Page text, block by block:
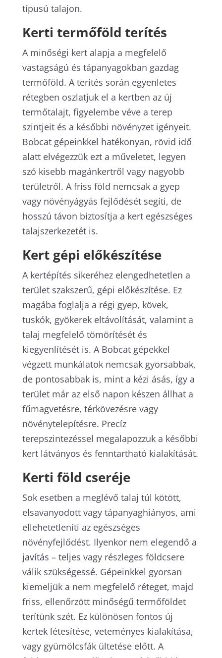
típusú talajon.
Kerti termőföld terítés
A minőségi kert alapja a megfelelő
vastagságú és tápanyagokban gazdag
termőföld. A terítés során egyenletes
rétegben oszlatjuk el a kertben az új
termőtalajt, figyelembe véve a terep
szintjeit és a későbbi növényzet igényeit.
Bobcat gépeinkkel hatékonyan, rövid idő
alatt elvégezzük ezt a műveletet, legyen
szó kisebb magánkertről vagy nagyobb
területről. A friss föld nemcsak a gyep
vagy növényágyás fejlődését segíti, de
hosszú távon biztosítja a kert egészséges
talajszerkezetét is.
Kert gépi előkészítése
A kertépítés sikeréhez elengedhetetlen a
terület szakszerű, gépi előkészítése. Ez
magába foglalja a régi gyep, kövek,
tuskók, gyökerek eltávolítását, valamint a
talaj megfelelő tömörítését és
kiegyenlítését is. A Bobcat gépekkel
végzett munkálatok nemcsak gyorsabbak,
de pontosabbak is, mint a kézi ásás, így a
terület már az első napon készen állhat a
fűmagvetésre, térkövezésre vagy
növénytelepítésre. Precíz
terepszintezéssel megalapozzuk a későbbi
kert látványos és fenntartható kialakítását.
Kerti föld cseréje
Sok esetben a meglévő talaj túl kötött,
elsavanyodott vagy tápanyaghiányos, ami
ellehetetleníti az egészséges
növényfejlődést. Ilyenkor nem elegendő a
javítás – teljes vagy részleges földcsere
válik szükségessé. Gépeinkkel gyorsan
kiemeljük a nem megfelelő réteget, majd
friss, ellenőrzött minőségű termőföldet
terítünk szét. Ez különösen fontos új
kertek létesítése, veteményes kialakítása,
vagy gyümölcsfák ültetése előtt. A